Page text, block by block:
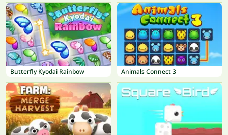
Butterfly Kyodai Rainbow Animals Connect 3